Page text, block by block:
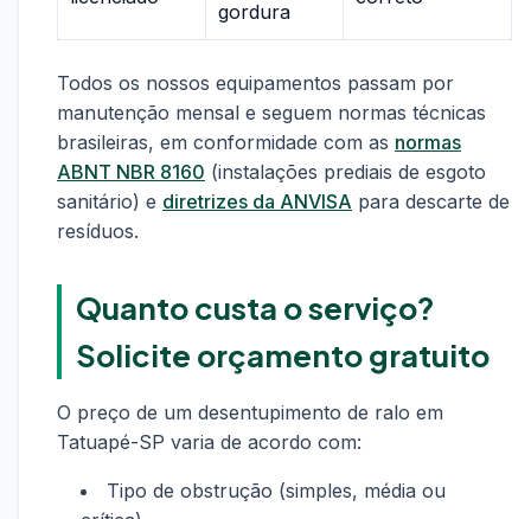
gordura
Todos os nossos equipamentos passam por
manutenção mensal e seguem normas técnicas
brasileiras, em conformidade com as normas
ABNT NBR 8160 (instalações prediais de esgoto
sanitário) e diretrizes da ANVISA para descarte de
resíduos.
Quanto custa o serviço?
Solicite orçamento gratuito
O preço de um desentupimento de ralo em
Tatuapé-SP varia de acordo com:
Tipo de obstrução (simples, média ou